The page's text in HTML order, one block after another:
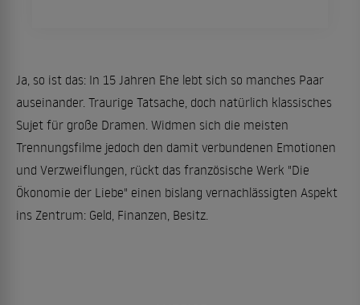
Ja, so ist das: In 15 Jahren Ehe lebt sich so manches Paar
auseinander. Traurige Tatsache, doch natürlich klassisches
Sujet für große Dramen. Widmen sich die meisten
Trennungsfilme jedoch den damit verbundenen Emotionen
und Verzweiflungen, rückt das französische Werk "Die
Ökonomie der Liebe" einen bislang vernachlässigten Aspekt
ins Zentrum: Geld, Finanzen, Besitz.